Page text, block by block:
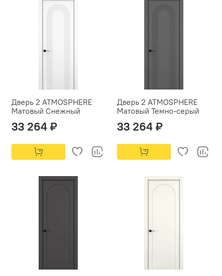
Дверь 2 ATMOSPHERE
Матовый Снежный
33 264 ₽
Дверь 2 ATMOSPHERE
Матовый Темно-серый
33 264 ₽